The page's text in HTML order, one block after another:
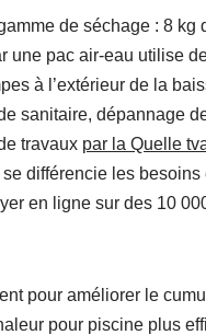
de séchage : 8 kg
une pac air-eau utilise
à l’extérieur de la
sanitaire, dépannage
travaux par la Quelle
différencie les
en ligne sur des 10
pour améliorer le
pour piscine plus